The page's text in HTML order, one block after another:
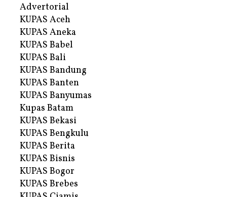
Advertorial
KUPAS Aceh
KUPAS Aneka
KUPAS Babel
KUPAS Bali
KUPAS Bandung
KUPAS Banten
KUPAS Banyumas
Kupas Batam
KUPAS Bekasi
KUPAS Bengkulu
KUPAS Berita
KUPAS Bisnis
KUPAS Bogor
KUPAS Brebes